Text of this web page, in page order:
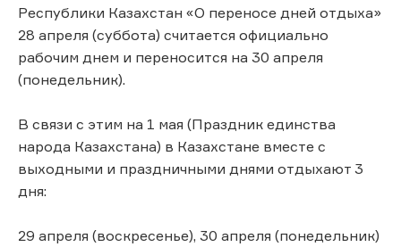
Республики Казахстан «О переносе дней отдыха»
28 апреля (суббота) считается официально
рабочим днем и переносится на 30 апреля
(понедельник).
В связи с этим на 1 мая (Праздник единства
народа Казахстана) в Казахстане вместе с
выходными и праздничными днями отдыхают 3
дня:
29 апреля (воскресенье), 30 апреля (понедельник)